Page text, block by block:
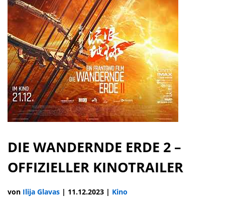
DIE WANDERNDE ERDE 2 –
OFFIZIELLER KINOTRAILER
von Ilija Glavas | 11.12.2023 | Kino